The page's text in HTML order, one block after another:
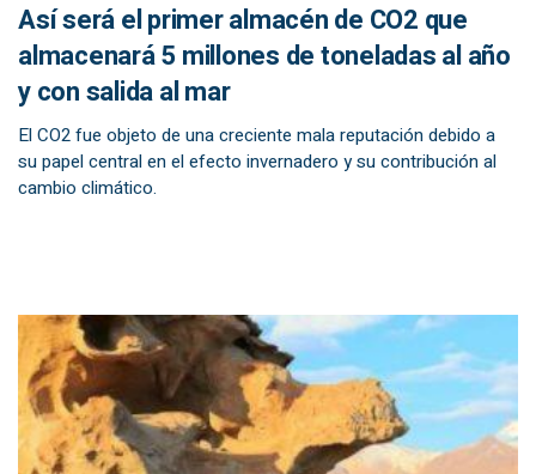
Así será el primer almacén de CO2 que
almacenará 5 millones de toneladas al año
y con salida al mar
El CO2 fue objeto de una creciente mala reputación debido a
su papel central en el efecto invernadero y su contribución al
cambio climático.